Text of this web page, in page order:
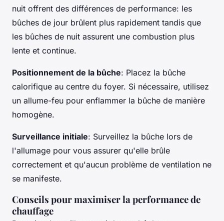
nuit offrent des différences de performance: les
bûches de jour brûlent plus rapidement tandis que
les bûches de nuit assurent une combustion plus
lente et continue.
Positionnement de la bûche: Placez la bûche
calorifique au centre du foyer. Si nécessaire, utilisez
un allume-feu pour enflammer la bûche de manière
homogène.
Surveillance initiale: Surveillez la bûche lors de
l'allumage pour vous assurer qu'elle brûle
correctement et qu'aucun problème de ventilation ne
se manifeste.
Conseils pour maximiser la performance de
chauffage